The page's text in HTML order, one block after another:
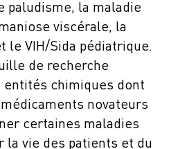
paludisme, la maladie
viscérale, la
le VIH/Sida pédiatrique.
de recherche
entités chimiques dont
novateurs
certaines maladies
la vie des patients et du